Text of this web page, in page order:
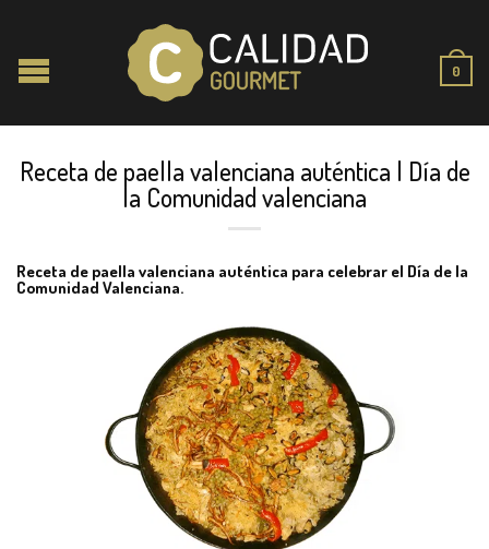
0
Receta de paella valenciana auténtica | Día de
la Comunidad valenciana
Receta de paella valenciana auténtica para celebrar el Día de la
Comunidad Valenciana.